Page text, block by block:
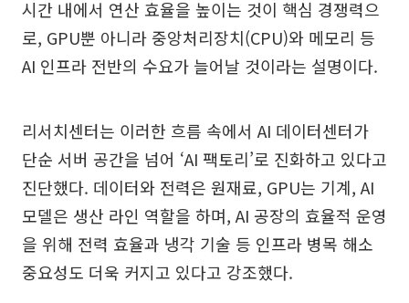
시간 내에서 연산 효율을 높이는 것이 핵심 경쟁력으
로, GPU뿐 아니라 중앙처리장치(CPU)와 메모리 등
AI 인프라 전반의 수요가 늘어날 것이라는 설명이다.
리서치센터는 이러한 흐름 속에서 AI 데이터센터가
단순 서버 공간을 넘어 ‘AI 팩토리’로 진화하고 있다고
진단했다. 데이터와 전력은 원재료, GPU는 기계, AI
모델은 생산 라인 역할을 하며, AI 공장의 효율적 운영
을 위해 전력 효율과 냉각 기술 등 인프라 병목 해소
중요성도 더욱 커지고 있다고 강조했다.